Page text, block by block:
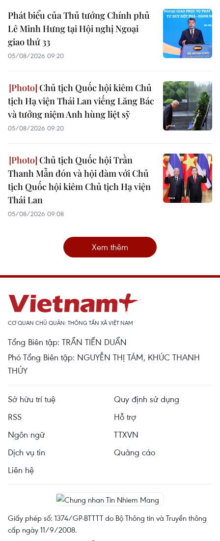
Phát biểu của Thủ tướng Chính phủ
Lê Minh Hưng tại Hội nghị Ngoại
giao thứ 33
05/08/2026 09:20
Chủ tịch Quốc hội kiêm Chủ
tịch Hạ viện Thái Lan viếng Lăng Bác
và tưởng niệm Anh hùng liệt sỹ
05/08/2026 09:20
Chủ tịch Quốc hội Trần
Thanh Mẫn đón và hội đàm với Chủ
tịch Quốc hội kiêm Chủ tịch Hạ viện
Thái Lan
05/08/2026 09:08
Xem thêm
CƠ QUAN CHỦ QUẢN: THÔNG TẤN XÃ VIỆT NAM
Tổng Biên tập: TRẦN TIẾN DUẨN
Phó Tổng Biên tập: NGUYỄN THỊ TÁM, KHÚC THANH
THỦY
Sở hữu trí tuệ
Quy định sử dụng
RSS
Hỗ trợ
Ngôn ngữ
TTXVN
Dịch vụ tin
Quảng cáo
Liên hệ
Giấy phép số: 1374/GP-BTTTT do Bộ Thông tin và Truyền thông
cấp ngày 11/9/2008.